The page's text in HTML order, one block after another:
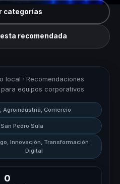
categorías
recomendada
local · Recomendaciones
para equipos corporativos
Agroindustria, Comercio
Pedro Sula
Innovación, Transformación
Digital
0